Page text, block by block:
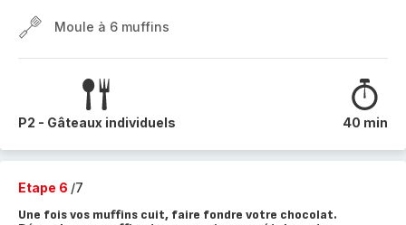
Moule à 6 muffins
P2 - Gâteaux individuels 40 min
Etape 6 /7
Une fois vos muffins cuit, faire fondre votre chocolat.